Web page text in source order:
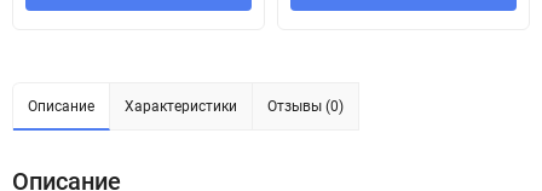
Описание Характеристики Отзывы (0)
Описание